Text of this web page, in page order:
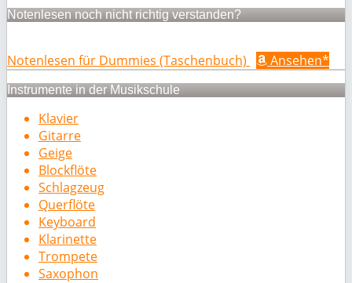
Notenlesen noch nicht richtig verstanden?
Notenlesen für Dummies (Taschenbuch) Ansehen*
Instrumente in der Musikschule
Klavier
Gitarre
Geige
Blockflöte
Schlagzeug
Querflöte
Keyboard
Klarinette
Trompete
Saxophon